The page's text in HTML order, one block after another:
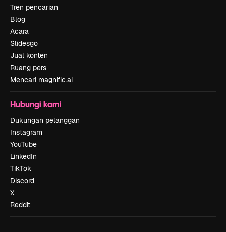
Tren pencarian
Blog
Acara
Slidesgo
Jual konten
Ruang pers
Mencari magnific.ai
Hubungi kami
Dukungan pelanggan
Instagram
YouTube
LinkedIn
TikTok
Discord
X
Reddit